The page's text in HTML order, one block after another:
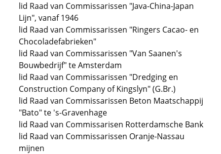
lid Raad van Commissarissen "Java-China-Japan
Lijn", vanaf 1946
lid Raad van Commissarissen "Ringers Cacao- en
Chocoladefabrieken"
lid Raad van Commissarissen "Van Saanen's
Bouwbedrijf" te Amsterdam
lid Raad van Commissarissen "Dredging en
Construction Company of Kingslyn" (G.Br.)
lid Raad van Commissarissen Beton Maatschappij
"Bato" te 's-Gravenhage
lid Raad van Commissarisen Rotterdamsche Bank
lid Raad van Commissarissen Oranje-Nassau
mijnen